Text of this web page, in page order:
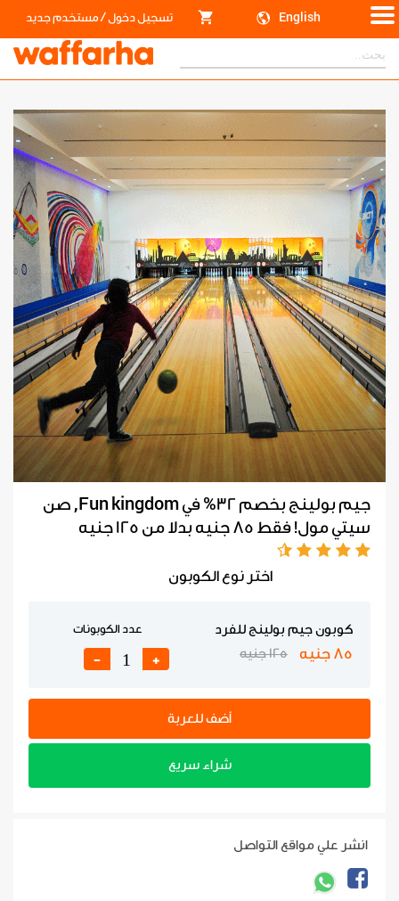
English تسجيل دخول/مستخدم جديد
جيم بولينج بخصم 32% في Fun kingdom, صن
سيتي مول! فقط 85 جنيه بدلا من 125 جنيه
اختر نوع الكوبون
كوبون جيم بولينج للفرد
85 جنيه 125 جنيه
عدد الكوبونات
+
-
أضف للعربة
شراء سريع
انشر علي مواقع التواصل